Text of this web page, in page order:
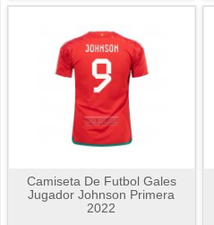
Camiseta De Futbol Gales
Jugador Johnson Primera
2022